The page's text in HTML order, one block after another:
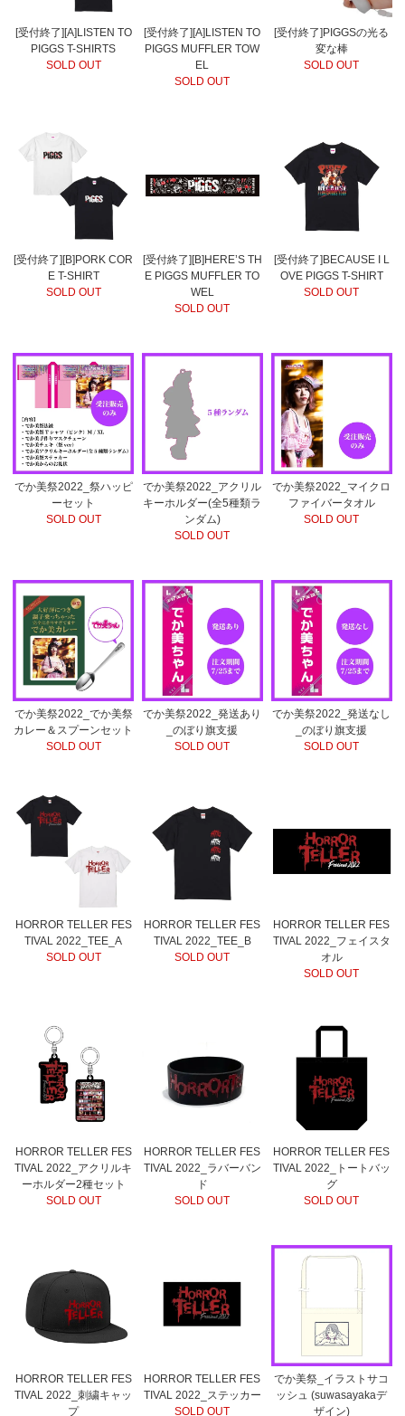
[受付終了][A]LISTEN TO
PIGGS T-SHIRTS
SOLD OUT
[受付終了][A]LISTEN TO
PIGGS MUFFLER TOW
EL
SOLD OUT
[受付終了]PIGGSの光る
変な棒
SOLD OUT
[受付終了][B]PORK COR
E T-SHIRT
SOLD OUT
[受付終了][B]HERE’S TH
E PIGGS MUFFLER TO
WEL
SOLD OUT
[受付終了]BECAUSE I L
OVE PIGGS T-SHIRT
SOLD OUT
でか美祭2022_祭ハッピ
ーセット
SOLD OUT
でか美祭2022_アクリル
キーホルダー(全5種類ラ
ンダム)
SOLD OUT
でか美祭2022_マイクロ
ファイバータオル
SOLD OUT
でか美祭2022_でか美祭
カレー＆スプーンセット
SOLD OUT
でか美祭2022_発送あり
_のぼり旗支援
SOLD OUT
でか美祭2022_発送なし
_のぼり旗支援
SOLD OUT
HORROR TELLER FES
TIVAL 2022_TEE_A
SOLD OUT
HORROR TELLER FES
TIVAL 2022_TEE_B
SOLD OUT
HORROR TELLER FES
TIVAL 2022_フェイスタ
オル
SOLD OUT
HORROR TELLER FES
TIVAL 2022_アクリルキ
ーホルダー2種セット
SOLD OUT
HORROR TELLER FES
TIVAL 2022_ラバーバン
ド
SOLD OUT
HORROR TELLER FES
TIVAL 2022_トートバッ
グ
SOLD OUT
HORROR TELLER FES
TIVAL 2022_刺繍キャッ
プ
HORROR TELLER FES
TIVAL 2022_ステッカー
SOLD OUT
でか美祭_イラストサコ
ッシュ (suwasayakaデ
ザイン)